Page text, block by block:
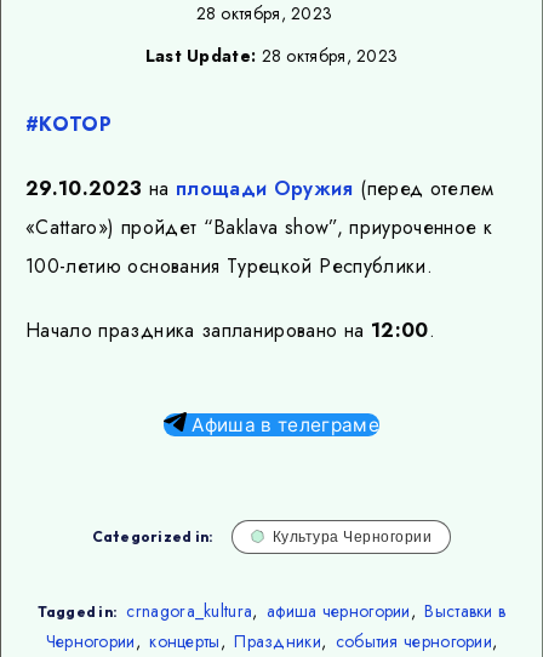
28 октября, 2023
Last Update: 28 октября, 2023
#КОТОР
29.10.2023 на площади Оружия (перед отелем
«Cattaro») пройдет “Baklava show”, приуроченное к
100-летию основания Турецкой Республики.
Начало праздника запланировано на 12:00.
Афиша в телеграме
Categorized in: Культура Черногории
Tagged in: crnagora_kultura, афиша черногории, Выставки в
Черногории, концерты, Праздники, события черногории,